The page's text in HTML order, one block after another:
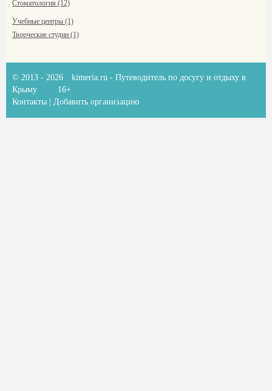
Стоматология (12)
Учебные центры (1)
Творческие студии (1)
© 2013 - 2026 kimeria.ru - Путеводитель по досугу и отдыху в
Крыму
16+
Контакты
Добавить организацию